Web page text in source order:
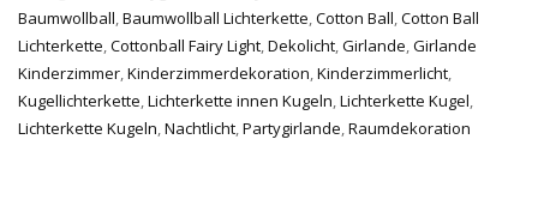
Baumwollball,Baumwollball Lichterkette,Cotton Ball,Cotton Ball
Lichterkette,Cottonball Fairy Light,Dekolicht,Girlande,Girlande
Kinderzimmer,Kinderzimmerdekoration,Kinderzimmerlicht,
Kugellichterkette,Lichterkette innen Kugeln,Lichterkette Kugel,
Lichterkette Kugeln,Nachtlicht,Partygirlande,Raumdekoration